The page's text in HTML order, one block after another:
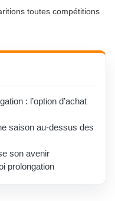
toutes compétitions
: l’option d’achat
saison au-dessus des
son avenir
prolongation